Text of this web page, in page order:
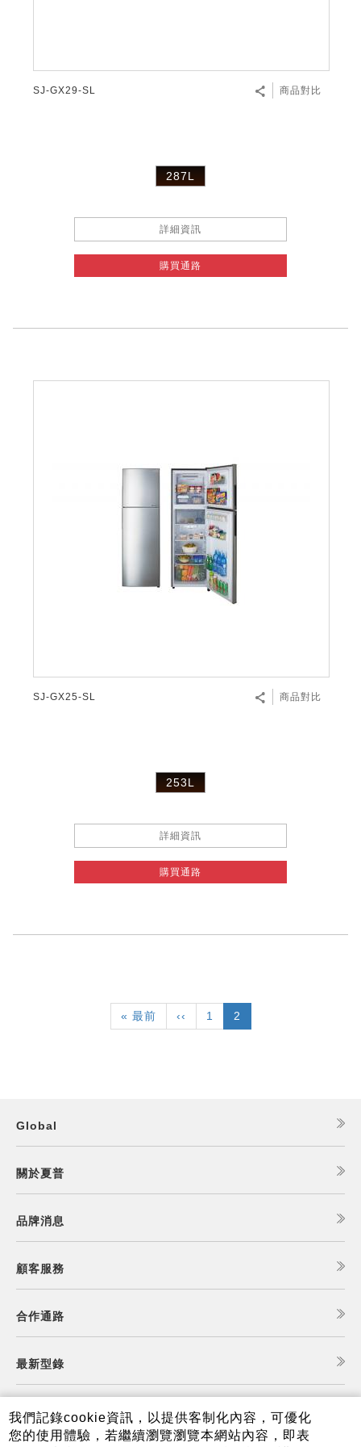
SJ-GX29-SL 商品對比
287L
詳細資訊
購買通路
SJ-GX25-SL 商品對比
253L
詳細資訊
購買通路
First
page
« 最前
Previous
page
‹‹
頁
面
1
目
前
2
Global
關於夏普
品牌消息
顧客服務
合作通路
最新型錄
食譜查詢
我們記錄cookie資訊，以提供客制化內容，可優化
您的使用體驗，若繼續瀏覽瀏覽本網站內容，即表